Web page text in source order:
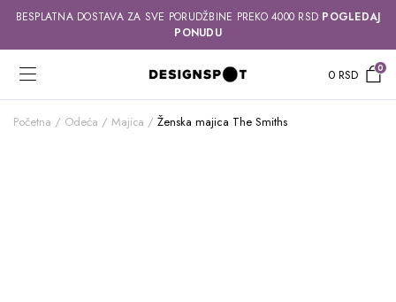
BESPLATNA DOSTAVA ZA SVE PORUDŽBINE PREKO 4000 RSD POGLEDAJ
PONUDU
0RSD 0
Početna Odeća Majica Ženska majica The Smiths